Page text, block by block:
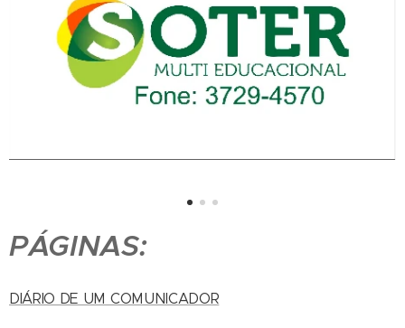
PÁGINAS:
DIÁRIO DE UM COMUNICADOR